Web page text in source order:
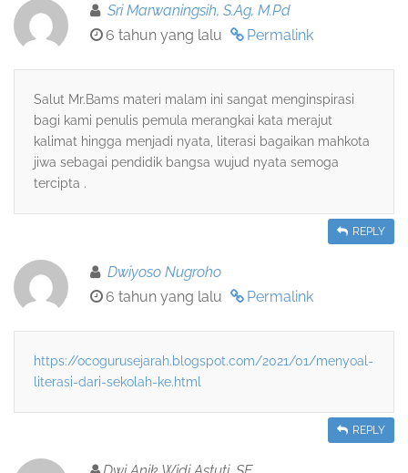
Sri Marwaningsih, S.Ag, M.Pd
6 tahun yang lalu
Permalink
Salut Mr.Bams materi malam ini sangat menginspirasi
bagi kami penulis pemula merangkai kata merajut
kalimat hingga menjadi nyata, literasi bagaikan mahkota
jiwa sebagai pendidik bangsa wujud nyata semoga
tercipta .
REPLY
Dwiyoso Nugroho
6 tahun yang lalu
Permalink
https://ocogurusejarah.blogspot.com/2021/01/menyoal-
literasi-dari-sekolah-ke.html
REPLY